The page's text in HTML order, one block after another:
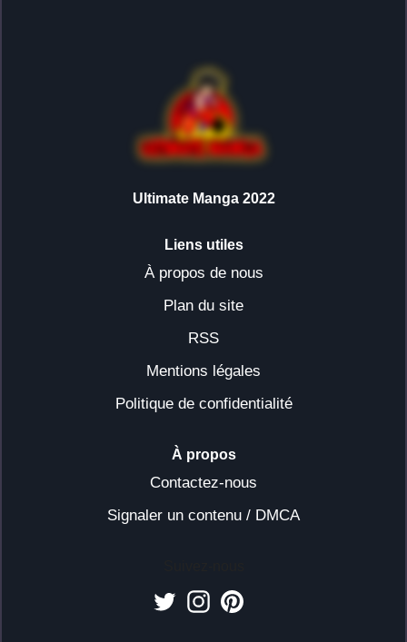
Ultimate Manga 2022
Liens utiles
À propos de nous
Plan du site
RSS
Mentions légales
Politique de confidentialité
À propos
Contactez-nous
Signaler un contenu / DMCA